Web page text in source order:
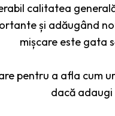
calitatea
și adăugând
mișcare este gata
pentru a afla cum
dacă